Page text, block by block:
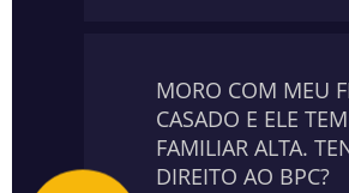
MORO COM MEU
CASADO E ELE
FAMILIAR ALTA.
DIREITO AO BPC?